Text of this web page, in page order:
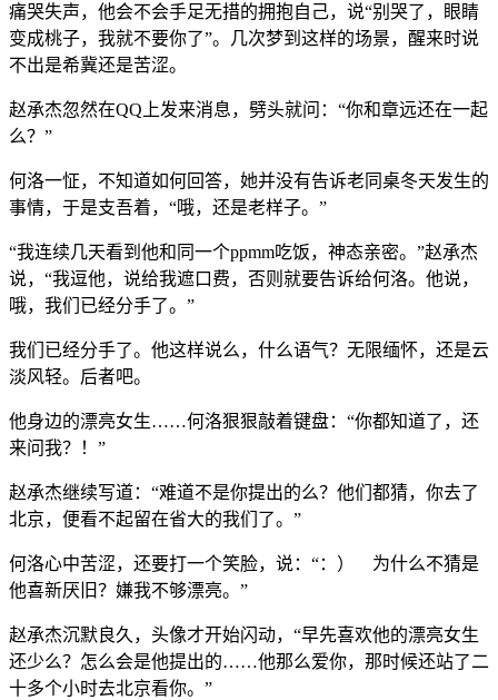
痛哭失声，他会不会手足无措的拥抱自己，说“别哭了，眼睛
变成桃子，我就不要你了”。几次梦到这样的场景，醒来时说
不出是希冀还是苦涩。
赵承杰忽然在QQ上发来消息，劈头就问：“你和章远还在一起
么？”
何洛一怔，不知道如何回答，她并没有告诉老同桌冬天发生的
事情，于是支吾着，“哦，还是老样子。”
“我连续几天看到他和同一个ppmm吃饭，神态亲密。”赵承杰
说，“我逗他，说给我遮口费，否则就要告诉给何洛。他说，
哦，我们已经分手了。”
我们已经分手了。他这样说么，什么语气？无限缅怀，还是云
淡风轻。后者吧。
他身边的漂亮女生……何洛狠狠敲着键盘：“你都知道了，还
来问我？！”
赵承杰继续写道：“难道不是你提出的么？他们都猜，你去了
北京，便看不起留在省大的我们了。”
何洛心中苦涩，还要打一个笑脸，说：“：） 为什么不猜是
他喜新厌旧？嫌我不够漂亮。”
赵承杰沉默良久，头像才开始闪动，“早先喜欢他的漂亮女生
还少么？怎么会是他提出的……他那么爱你，那时候还站了二
十多个小时去北京看你。”